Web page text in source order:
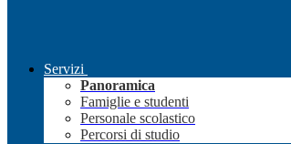
Servizi
Panoramica
Famiglie e studenti
Personale scolastico
Percorsi di studio